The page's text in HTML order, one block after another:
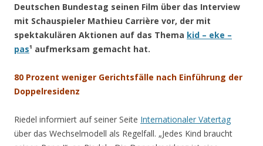
Deutschen Bundestag seinen Film über das Interview
mit Schauspieler Mathieu Carrière vor, der mit
spektakulären Aktionen auf das Thema kid – eke –
pas¹ aufmerksam gemacht hat.
80 Prozent weniger Gerichtsfälle nach Einführung der
Doppelresidenz
Riedel informiert auf seiner Seite Internationaler Vatertag
über das Wechselmodell als Regelfall. „Jedes Kind braucht